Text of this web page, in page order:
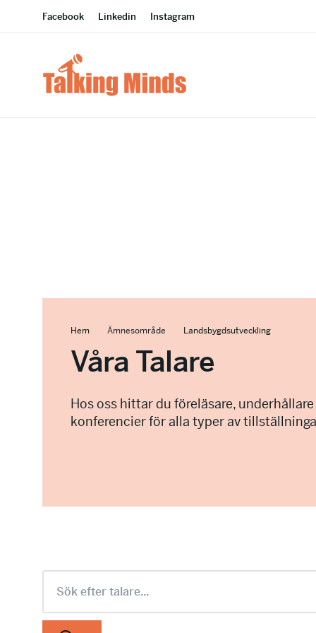
Facebook Linkedin Instagram
Hem Ämnesområde Landsbygdsutveckling
Våra Talare
Hos oss hittar du föreläsare,
konferencier för alla typer av